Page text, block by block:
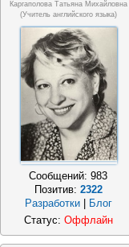
Каргаполова Татьяна Михайловна
(учитель английского языка)
Сообщений:983
Позитив: 2322
Разработки
Блог
Статус: Оффлайн